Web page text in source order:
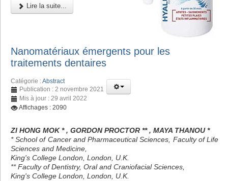
Lire la suite...
Nanomatériaux émergents pour les
traitements dentaires
Catégorie :Abstract
Publication : 2 novembre 2021
Mis à jour : 29 avril 2022
Affichages : 2090
ZI HONG MOK * , GORDON PROCTOR ** , MAYA THANOU *
* School of Cancer and Pharmaceutical Sciences, Faculty of Life
Sciences and Medicine,
King's College London, London, U.K.
** Faculty of Dentistry, Oral and Craniofacial Sciences,
King's College London, London, U.K.